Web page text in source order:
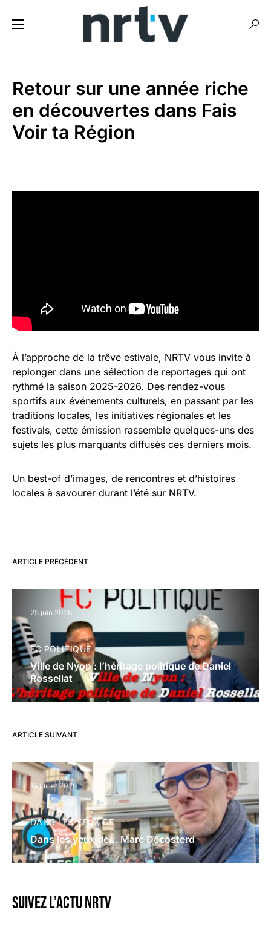
Retour sur une année riche
en découvertes dans Fais
Voir ta Région
À l’approche de la trêve estivale, NRTV vous invite à
replonger dans une sélection de reportages qui ont
rythmé la saison 2025-2026. Des rendez-vous
sportifs aux événements culturels, en passant par les
traditions locales, les initiatives régionales et les
festivals, cette émission rassemble quelques-uns des
sujets les plus marquants diffusés ces derniers mois.
Un best-of d’images, de rencontres et d’histoires
locales à savourer durant l’été sur NRTV.
ARTICLE PRÉCÉDENT
25 juin 2026
FC POLITIQUE
Ville de Nyon : l’héritage politique de Daniel
Rossellat
ARTICLE SUIVANT
15 juillet 2026
DANS LES YEUX DE
Dans les yeux de… Marc Décosterd
Suivez l’actu NRTV